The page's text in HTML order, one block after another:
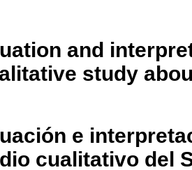
and
study
e
cualitativo del